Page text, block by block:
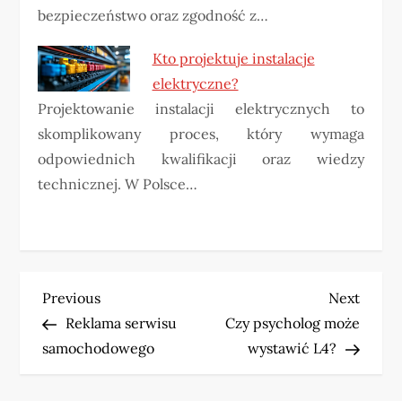
bezpieczeństwo oraz zgodność z…
Kto projektuje instalacje
elektryczne?
Projektowanie instalacji elektrycznych to
skomplikowany proces, który wymaga
odpowiednich kwalifikacji oraz wiedzy
technicznej. W Polsce…
N
a
Previous
Post
Previous
Reklama serwisu
samochodowego
Next
Post
Next
Czy psycholog może
wystawić L4?